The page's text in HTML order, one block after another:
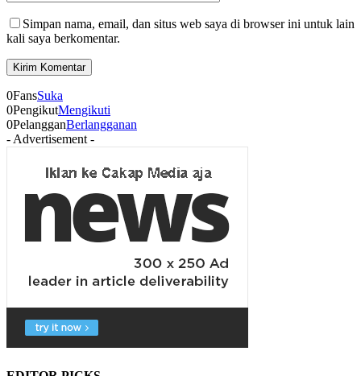
Simpan nama, email, dan situs web saya di browser ini untuk lain
kali saya berkomentar.
0FansSuka
0PengikutMengikuti
0PelangganBerlangganan
- Advertisement -